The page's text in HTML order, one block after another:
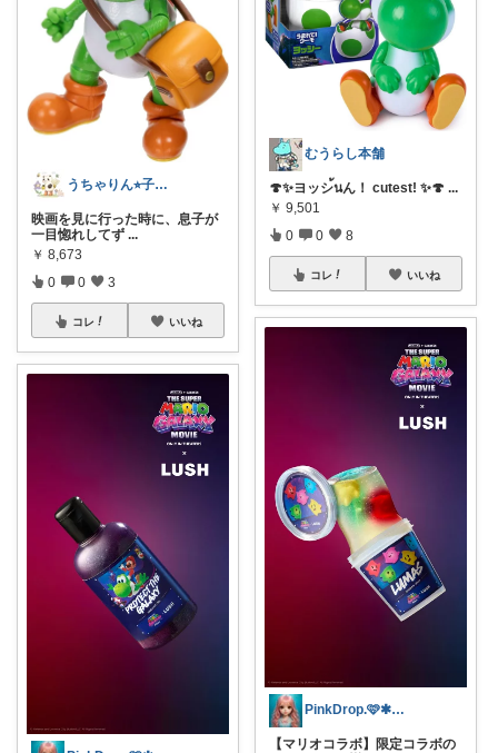
うちゃりん⭐︎子育て・読書・おすすめ
映画を見に行った時に、息子が
一目惚れしてず ...
￥ 8,673
0 0 3
コレ いいね
むうらし本舗
🍄✨ヨッシ้นん！ cutest! ✨🍄 ...
￥ 9,501
0 0 8
コレ いいね
PinkDrop.🩷✱ご購入感謝ﾃﾞｽ
【マリオコラボ】限定コラボの